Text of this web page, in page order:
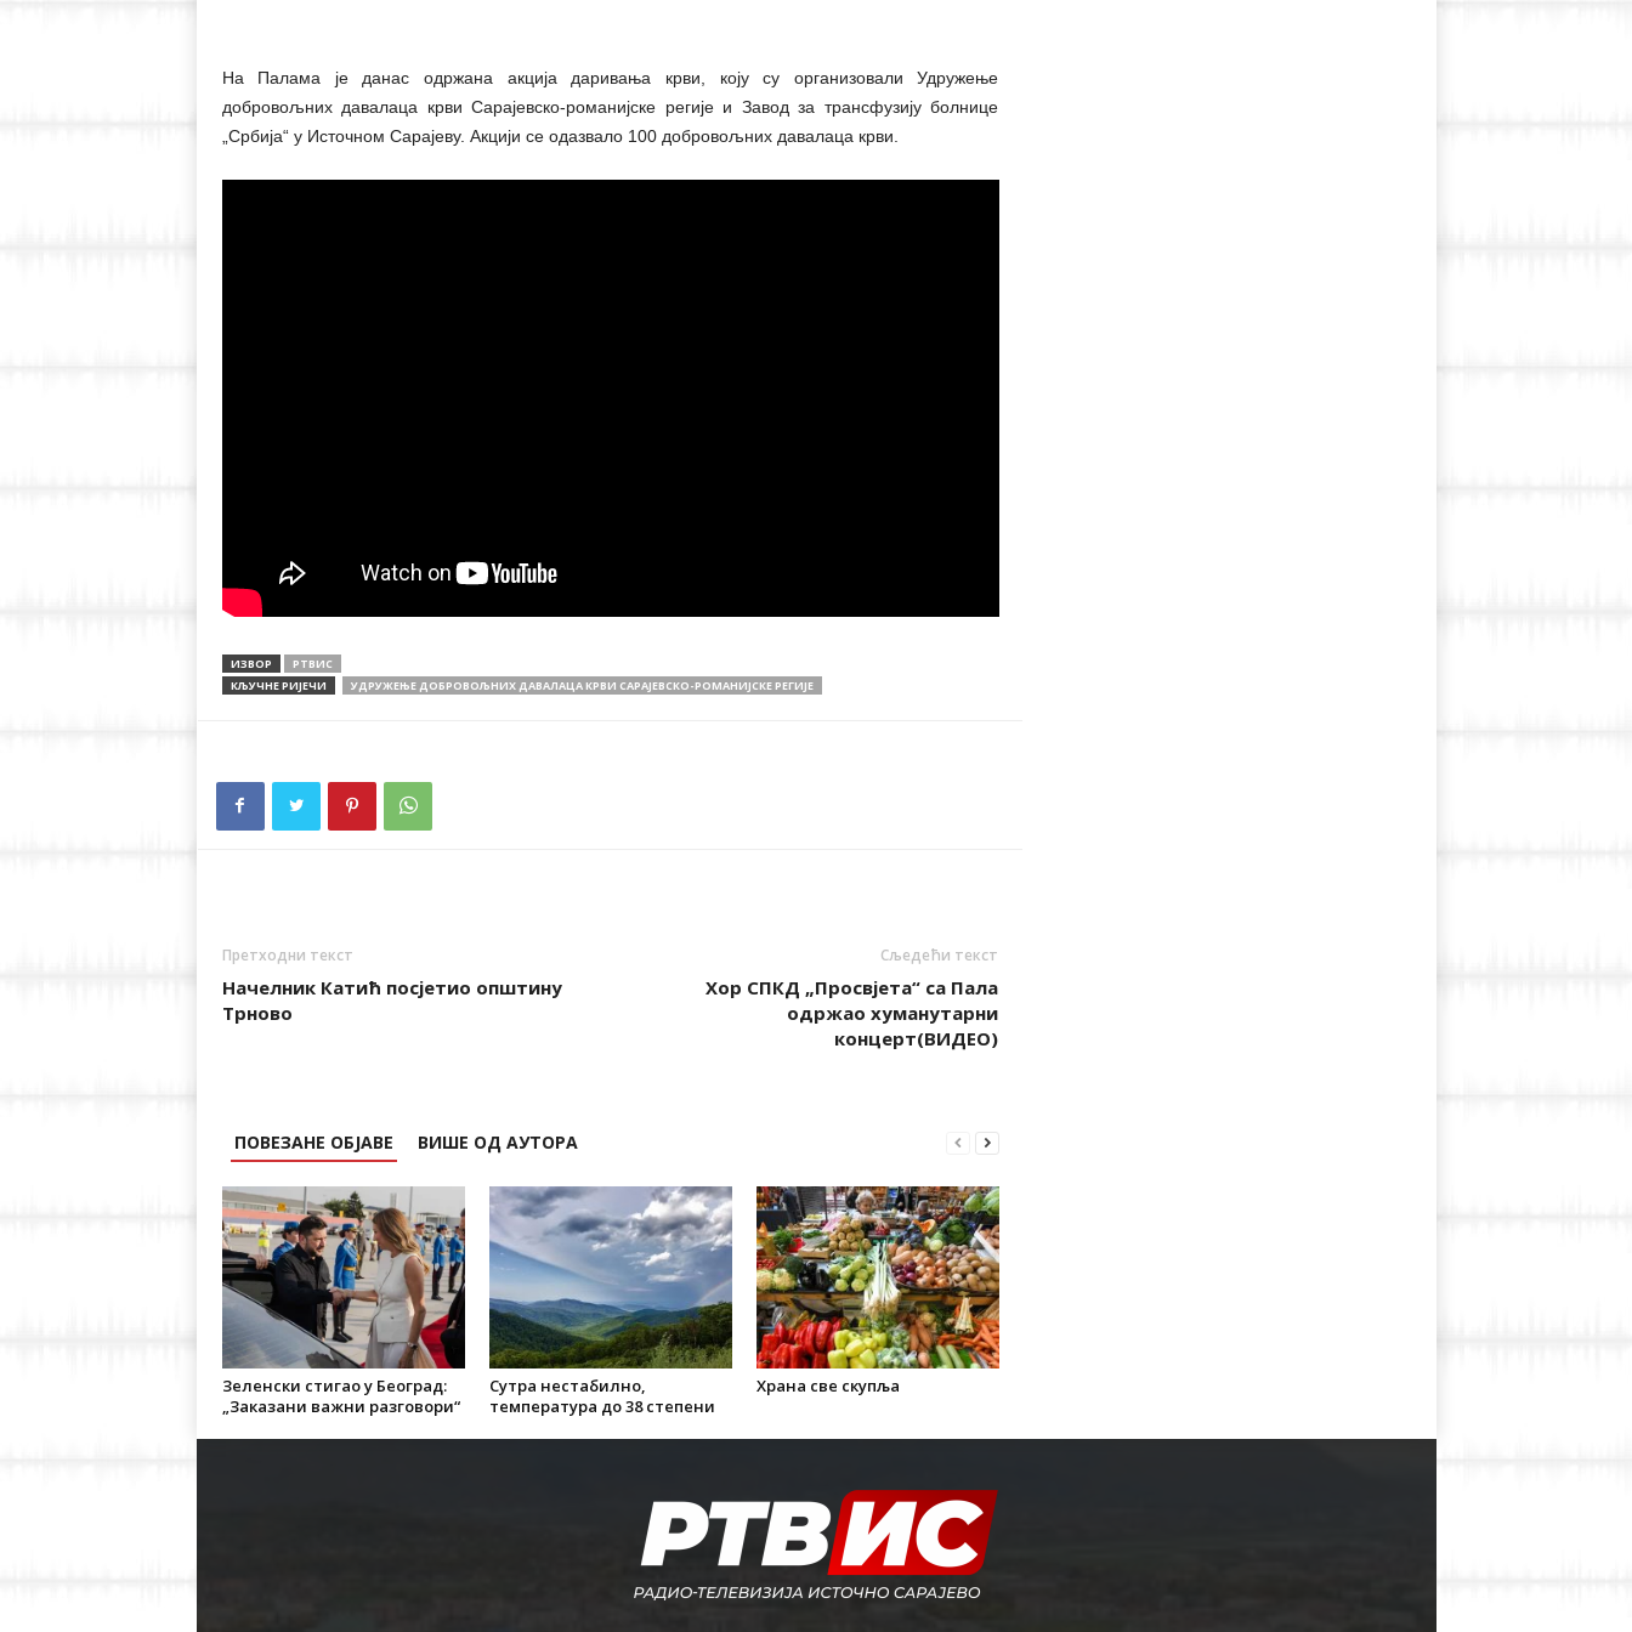
На Палама је данас одржана акција даривања крви, коју су организовали Удружење
добровољних давалаца крви Сарајевско-романијске регије и Завод за трансфузију болнице
„Србија“ у Источном Сарајеву. Акцији се одазвало 100 добровољних давалаца крви.
ИЗВОР
РТВИС
КЉУЧНЕ РИЈЕЧИ
УДРУЖЕЊЕ ДОБРОВОЉНИХ ДАВАЛАЦА КРВИ САРАЈЕВСКО-РОМАНИЈСКЕ РЕГИЈЕ
Претходни текст
Начелник Катић посјетио општину
Трново
Сљедећи текст
Хор СПКД „Просвјета“ са Пала
одржао хуманутарни
концерт(ВИДЕО)
ПОВЕЗАНЕ ОБЈАВЕ ВИШЕ ОД АУТОРА
Зеленски стигао у Београд:
„Заказани важни разговори“
Сутра нестабилно,
температура до 38 степени
Храна све скупља